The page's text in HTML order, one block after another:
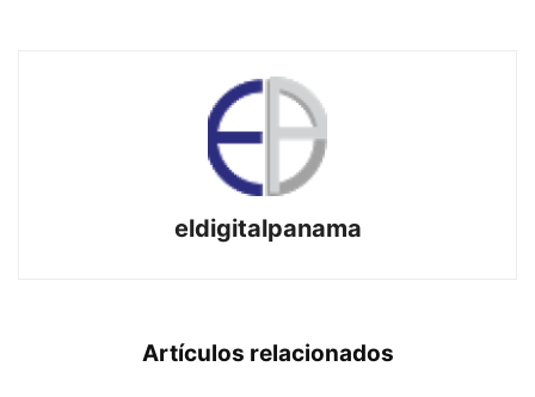
eldigitalpanama
Artículos relacionados